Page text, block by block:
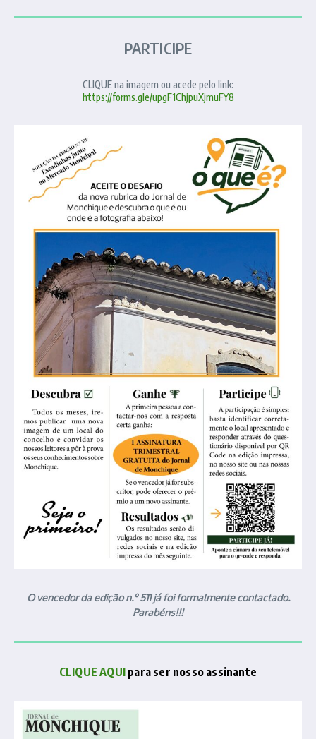
PARTICIPE
CLIQUE na imagem ou acede pelo link:
https://forms.gle/upgF1ChjpuXjmuFY8
O vencedor da edição n.º 511 já foi formalmente contactado.
Parabéns!!!
CLIQUE AQUI para ser nosso assinante